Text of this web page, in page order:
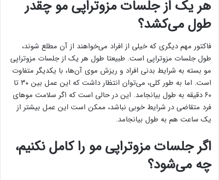
هر یک از جلسات مزوتراپی مو چقدر
طول می‌کشد؟
فاکتور مهم دیگری که خیلی از افراد می‌خواهند از آن مطلع شوند،
طول جلسات مزوتراپی است. طبیعتا طول هر یک از جلسات مزوتراپی
مو بسته به شرایط بدنی افراد و ریزش موی آن‌ها، با یکدیگر متفاوت
است. اما به طور کلی، می‌توان انتظار داشت که این عمل بین ۳۰ تا
۶۰ دقیقه به طول بیانجامد. این در حالی است که اگر سلامت مو‌های
فرد متقاضی در شرایط خوبی نباشد، ممکن است این عمل بیشتر از
یک ساعت هم به طول بیانجامد.
اگر جلسات مزوتراپی مو را کامل نکنیم،
چه می‌شود؟